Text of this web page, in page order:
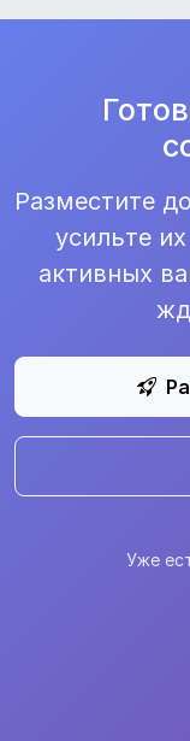
Разместите
усильте
активных
Уже